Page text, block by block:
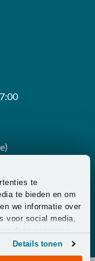
te
te bieden en om
we informatie over
voor social media,
deze gegevens
ze heeft verstrekt
gebruik van hun
Details tonen